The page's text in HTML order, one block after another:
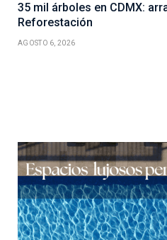
35 mil árboles en CDMX:
Reforestación
AGOSTO 6, 2026